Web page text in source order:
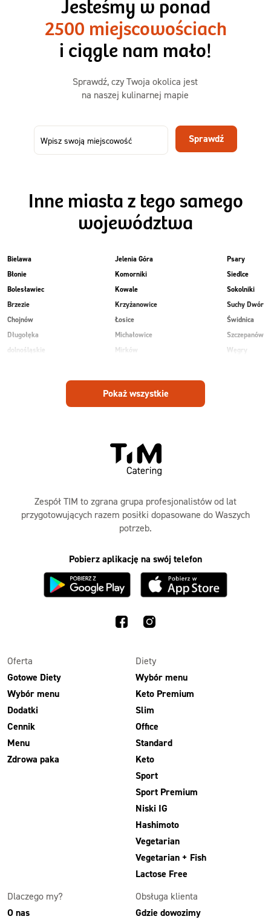
3 sycące posiłki o większej objętości. Mniej dań,
ta sama wygoda!
50,31 zł
73,99
-32%
Menu
Jesteśmy w ponad
2500 miejscowościach
i ciągle nam mało!
Sprawdź, czy Twoja okolica jest
na naszej kulinarnej mapie
Sprawdź
Inne miasta z tego samego
województwa
Bielawa
Błonie
Bolesławiec
Brzezie
Chojnów
Długołęka
dolnośląskie
Jelenia Góra
Komorniki
Kowale
Krzyżanowice
Łosice
Michałowice
Mirków
Piekary
Piotrowice
Psary
Siedlce
Sokolniki
Suchy Dwór
Świdnica
Szczepanów
Węgry
Pokaż wszystkie
Zespół TIM to zgrana grupa profesjonalistów od lat
przygotowujących razem posiłki dopasowane do Waszych
potrzeb.
Pobierz aplikację na swój telefon
Oferta
Gotowe Diety
Wybór menu
Dodatki
Cennik
Menu
Zdrowa paka
Diety
Wybór menu
Keto Premium
Slim
Office
Standard
Keto
Sport
Sport Premium
Niski IG
Hashimoto
Vegetarian
Vegetarian + Fish
Lactose Free
Dlaczego my?
O nas
Obsługa klienta
Gdzie dowozimy